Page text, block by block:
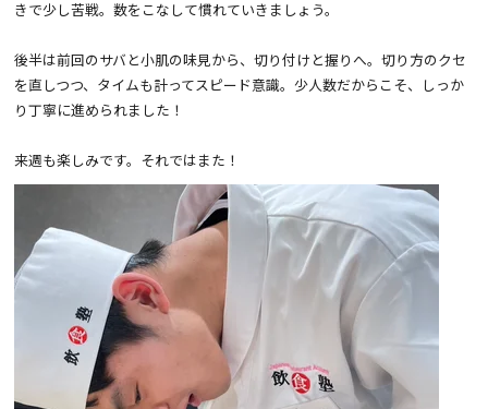
きで少し苦戦。数をこなして慣れていきましょう。
後半は前回のサバと小肌の味見から、切り付けと握りへ。切り方のクセ
を直しつつ、タイムも計ってスピード意識。少人数だからこそ、しっか
り丁寧に進められました！
来週も楽しみです。それではまた！